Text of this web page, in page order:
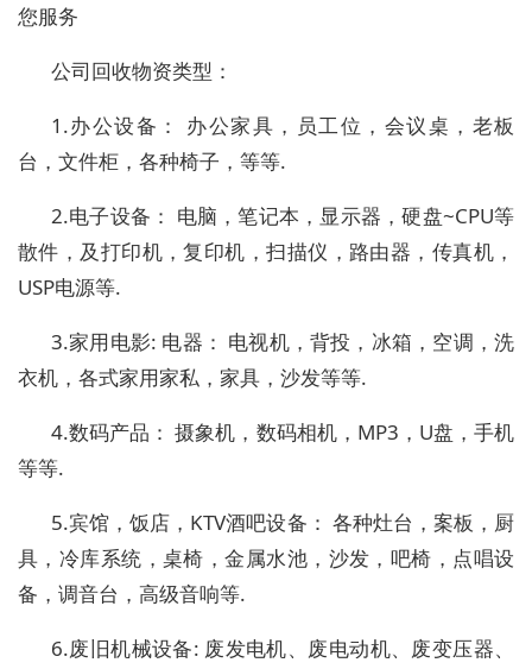
您服务
公司回收物资类型：
1.办公设备： 办公家具，员工位，会议桌，老板
台，文件柜，各种椅子，等等.
2.电子设备： 电脑，笔记本，显示器，硬盘~CPU等
散件，及打印机，复印机，扫描仪，路由器，传真机，
USP电源等.
3.家用电影: 电器： 电视机，背投，冰箱，空调，洗
衣机，各式家用家私，家具，沙发等等.
4.数码产品： 摄象机，数码相机，MP3，U盘，手机
等等.
5.宾馆，饭店，KTV酒吧设备： 各种灶台，案板，厨
具，冷库系统，桌椅，金属水池，沙发，吧椅，点唱设
备，调音台，高级音响等.
6.废旧机械设备: 废发电机、废电动机、废变压器、